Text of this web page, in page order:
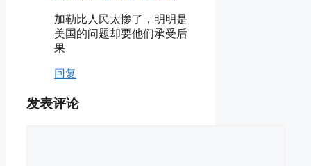
加勒比人民太惨了，明明是
美国的问题却要他们承受后
果
回复
发表评论